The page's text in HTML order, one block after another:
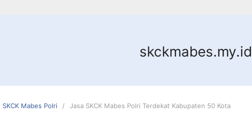
skckmabes.my.id
SKCK Mabes Polri Jasa SKCK Mabes Polri Terdekat Kabupaten 50 Kota